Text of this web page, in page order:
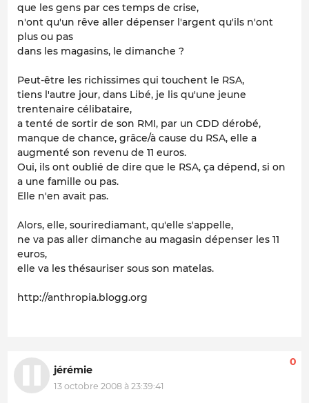
que les gens par ces temps de crise,
n'ont qu'un rêve aller dépenser l'argent qu'ils n'ont
plus ou pas
dans les magasins, le dimanche ?
Peut-être les richissimes qui touchent le RSA,
tiens l'autre jour, dans Libé, je lis qu'une jeune
trentenaire célibataire,
a tenté de sortir de son RMI, par un CDD dérobé,
manque de chance, grâce/à cause du RSA, elle a
augmenté son revenu de 11 euros.
Oui, ils ont oublié de dire que le RSA, ça dépend, si on
a une famille ou pas.
Elle n'en avait pas.
Alors, elle, sourirediamant, qu'elle s'appelle,
ne va pas aller dimanche au magasin dépenser les 11
euros,
elle va les thésauriser sous son matelas.
http://anthropia.blogg.org
jérémie
13 octobre 2008 à 23:39:41
0